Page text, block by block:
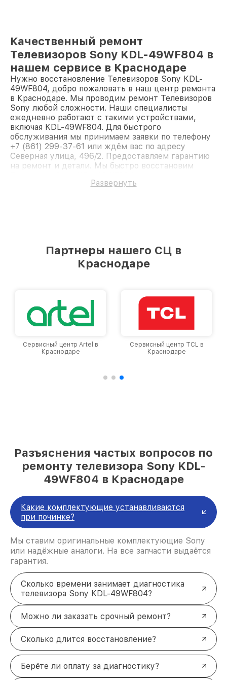
Качественный ремонт
Телевизоров Sony KDL-49WF804 в
нашем сервисе в Краснодаре
Нужно восстановление Телевизоров Sony KDL-
49WF804, добро пожаловать в наш центр ремонта
в Краснодаре. Мы проводим ремонт Телевизоров
Sony любой сложности. Наши специалисты
ежедневно работают с такими устройствами,
включая KDL-49WF804. Для быстрого
обслуживания мы принимаем заявки по телефону
+7 (861) 299-37-61 или ждём вас по адресу
Северная улица, 496/2. Предоставляем гарантию
на ремонт и детали. Мы быстро восстановим
Развернуть
Партнеры нашего СЦ в
Краснодаре
Сервисный центр TCL в
Краснодаре
Сервисный центр Xiaomi в
Краснодаре
Разъяснения частых вопросов по
ремонту телевизора Sony KDL-
49WF804 в Краснодаре
Какие комплектующие устанавливаются
при починке?
Мы ставим оригинальные комплектующие Sony
или надёжные аналоги. На все запчасти выдаётся
гарантия.
Сколько времени занимает диагностика
телевизора Sony KDL-49WF804?
Можно ли заказать срочный ремонт?
Сколько длится восстановление?
Берёте ли оплату за диагностику?